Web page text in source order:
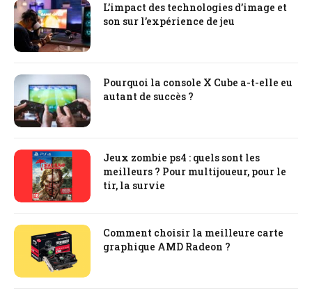
L’impact des technologies d’image et
son sur l’expérience de jeu
Pourquoi la console X Cube a-t-elle eu
autant de succès ?
Jeux zombie ps4 : quels sont les
meilleurs ? Pour multijoueur, pour le
tir, la survie
Comment choisir la meilleure carte
graphique AMD Radeon ?